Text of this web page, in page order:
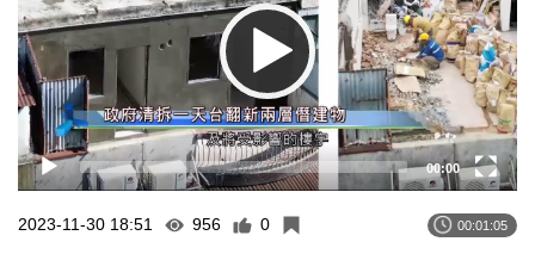
00:00
2023-11-30 18:51 956 0 00:01:05